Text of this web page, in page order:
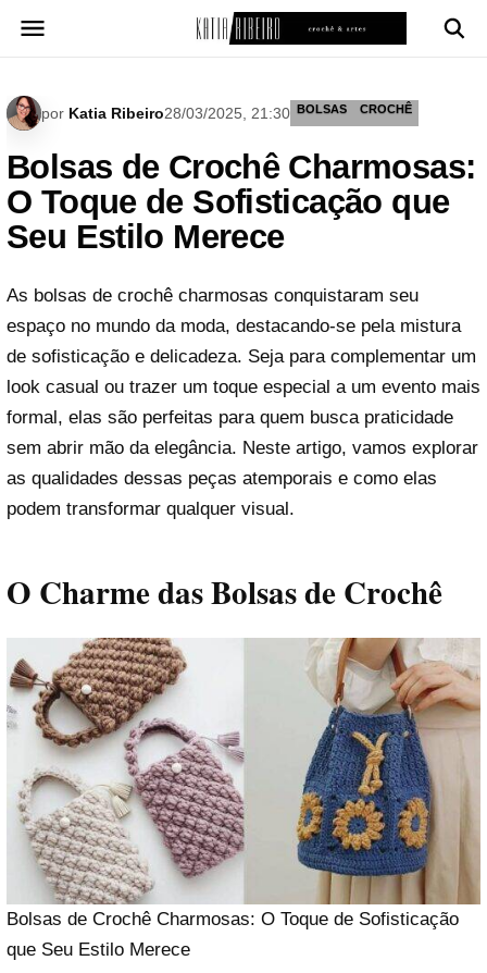
para
por Katia Ribeiro28/03/2025, 21:30 BOLSAS CROCHÊ
Bolsas de Crochê Charmosas:
O Toque de Sofisticação que
Seu Estilo Merece
As bolsas de crochê charmosas conquistaram seu
espaço no mundo da moda, destacando-se pela mistura
de sofisticação e delicadeza. Seja para complementar um
look casual ou trazer um toque especial a um evento mais
formal, elas são perfeitas para quem busca praticidade
sem abrir mão da elegância. Neste artigo, vamos explorar
as qualidades dessas peças atemporais e como elas
podem transformar qualquer visual.
O Charme das Bolsas de Crochê
Bolsas de Crochê Charmosas: O Toque de Sofisticação
que Seu Estilo Merece